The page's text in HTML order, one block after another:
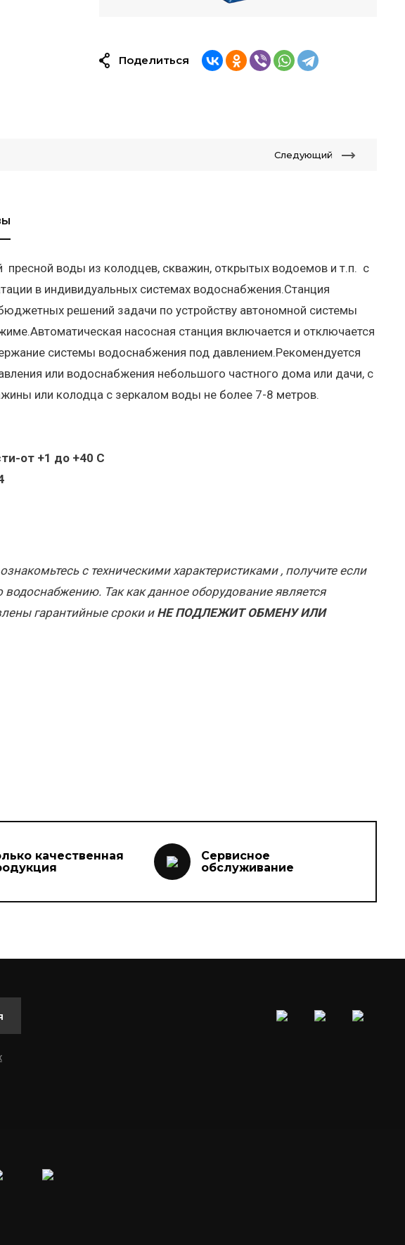
Поделиться
Следующий
пресной воды из колодцев, скважин, открытых водоемов и т.п. с
в индивидуальных системах водоснабжения.Станция
решений задачи по устройству автономной системы
насосная станция включается и отключается
системы водоснабжения под давлением.Рекомендуется
или водоснабжения небольшого частного дома или дачи, с
или колодца с зеркалом воды не более 7-8 метров.
от +1 до +40 С
с техническими характеристиками , получите если
Так как данное оборудование является
гарантийные сроки и НЕ ПОДЛЕЖИТ ОБМЕНУ ИЛИ
качественная
Сервисное
обслуживание